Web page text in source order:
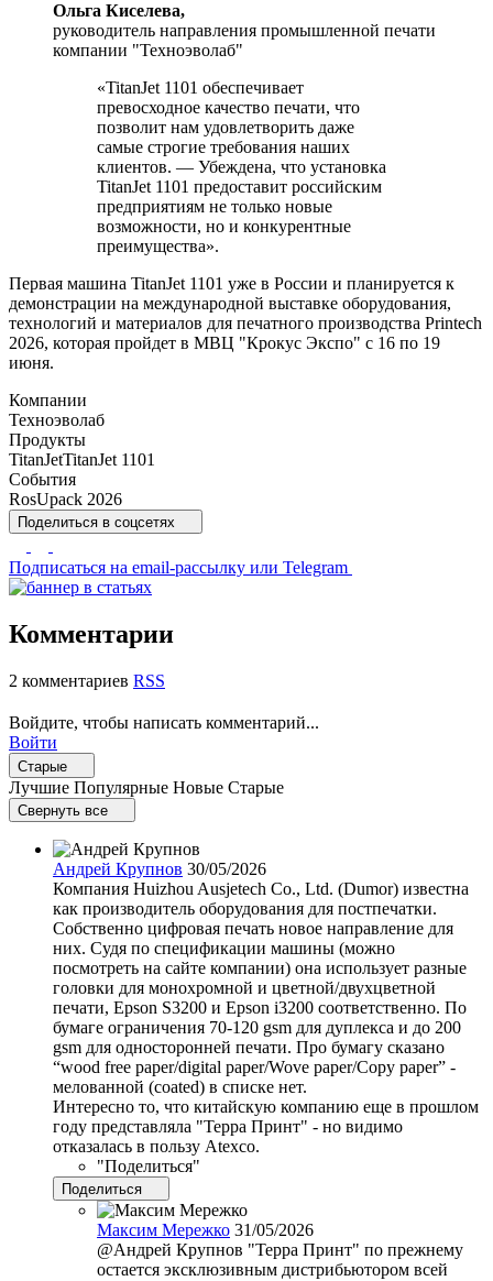
Ольга Киселева,
руководитель направления промышленной печати
компании "Техноэволаб"
«TitanJet 1101 обеспечивает
превосходное качество печати, что
позволит нам удовлетворить даже
самые строгие требования наших
клиентов. — Убеждена, что установка
TitanJet 1101 предоставит российским
предприятиям не только новые
возможности, но и конкурентные
преимущества».
Первая машина TitanJet 1101 уже в России и планируется к
демонстрации на международной выставке оборудования,
технологий и материалов для печатного производства Printech
2026, которая пройдет в МВЦ "Крокус Экспо" с 16 по 19
июня.
Компании
Техноэволаб
Продукты
TitanJetTitanJet 1101
События
RosUpack 2026
Поделиться в соцсетях
Подписаться на email-рассылку или Telegram
Комментарии
2 комментариев RSS
Войдите, чтобы написать комментарий...
Войти
Старые
Лучшие Популярные Новые Старые
Свернуть все
Андрей Крупнов 30/05/2026
Компания Huizhou Ausjetech Co., Ltd. (Dumor) известна
как производитель оборудования для постпечатки.
Собственно цифровая печать новое направление для
них. Судя по спецификации машины (можно
посмотреть на сайте компании) она использует разные
головки для монохромной и цветной/двухцветной
печати, Epson S3200 и Epson i3200 соответственно. По
бумаге ограничения 70-120 gsm для дуплекса и до 200
gsm для односторонней печати. Про бумагу сказано
“wood free paper/digital paper/Wove paper/Copy paper” -
мелованной (coated) в списке нет.
Интересно то, что китайскую компанию еще в прошлом
году представляла "Терра Принт" - но видимо
отказалась в пользу Atexco.
​​"Поделиться"
Поделиться
Максим Мережко 31/05/2026
@Андрей Крупнов "Терра Принт" по прежнему
остается эксклюзивным дистрибьютором всей